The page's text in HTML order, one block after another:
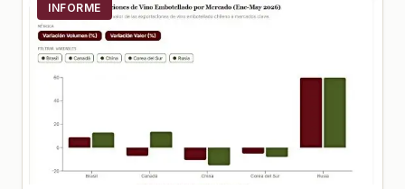
INFORME